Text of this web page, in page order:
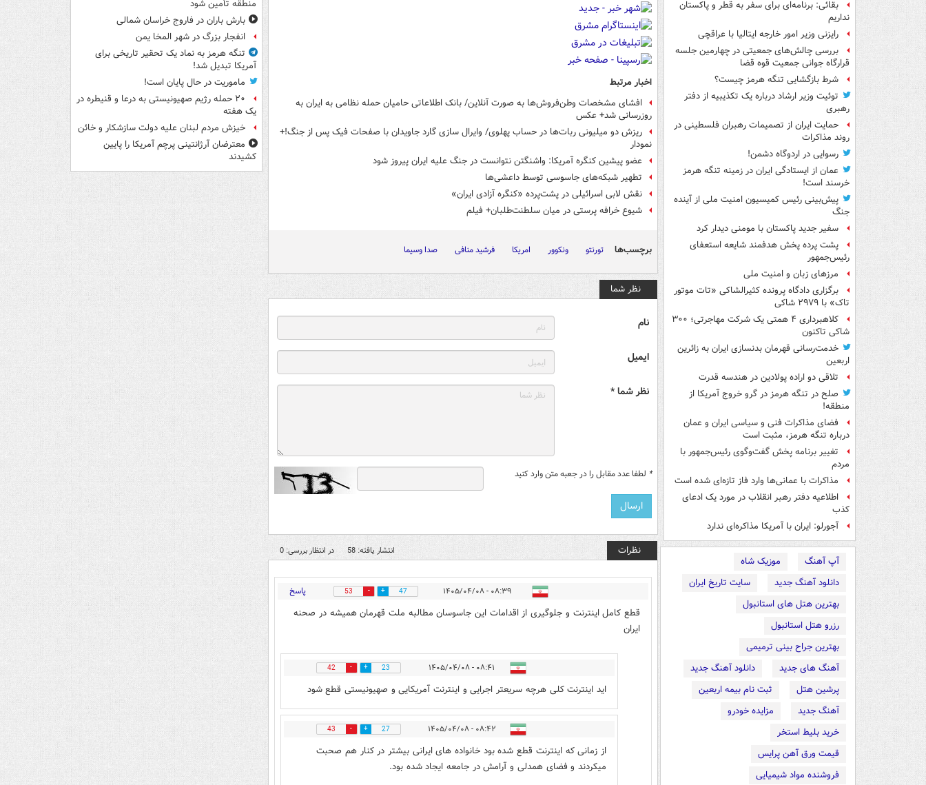
بقائی: برنامه‌ای برای سفر به قطر و پاکستان
نداریم
رایزنی وزیر امور خارجه ایتالیا با عراقچی
بررسی چالش‌های جمعیتی در چهارمین جلسه
قرارگاه جوانی جمعیت قوه قضا
شرط بازگشایی تنگه هرمز چیست؟
توئیت وزیر ارشاد درباره یک تکذیبیه از دفتر
رهبری
حمایت ایران از تصمیمات رهبران فلسطینی در
روند مذاکرات
رسوایی در اردوگاه دشمن!
عمان از ایستادگی ایران در زمینه تنگه هرمز
خرسند است!
پیش‌بینی رئیس کمیسیون امنیت ملی از آینده
جنگ
سفیر جدید پاکستان با مومنی دیدار کرد
پشت پرده پخش هدفمند شایعه استعفای
رئیس‌جمهور
مرزهای زبان و امنیت ملی
برگزاری دادگاه پرونده کثیرالشاکی «تات موتور
تاک» با ۲۹۷۹ شاکی
کلاهبرداری ۴ همتی یک شرکت مهاجرتی؛ ۳۰۰
شاکی تاکنون
خدمت‌رسانی قهرمان بدنسازی ایران به زائرین
اربعین
تلاقی دو اراده پولادین در هندسه قدرت
صلح در تنگه هرمز در گرو خروج آمریکا از
منطقه!
فضای مذاکرات فنی و سیاسی ایران و عمان
درباره تنگه هرمز، مثبت است
تغییر برنامه پخش گفت‌وگوی رئیس‌جمهور با
مردم
مذاکرات با عمانی‌ها وارد فاز تازه‌ای شده است
اطلاعیه دفتر رهبر انقلاب در مورد یک ادعای
کذب
آجورلو: ایران با آمریکا مذاکره‌ای ندارد
آپ آهنگ
موزیک شاه
دانلود آهنگ جدید
سایت تاریخ ایران
بهترین هتل های استانبول
رزرو هتل استانبول
بهترین جراح بینی ترمیمی
آهنگ های جدید
دانلود آهنگ جدید
پرشین هتل
ثبت نام بیمه اربعین
آهنگ جدید
مزایده خودرو
خرید بلیط استخر
قیمت ورق آهن پرایس
فروشنده مواد شیمیایی
اخبار مرتبط
افشای مشخصات وطن‌فروش‌ها به صورت آنلاین/ بانک اطلاعاتی حامیان حمله نظامی به ایران به
روزرسانی شد+ عکس
ریزش دو میلیونی ربات‌ها در حساب پهلوی/ وایرال سازی گارد جاویدان با صفحات فیک پس از جنگ!+
نمودار
عضو پیشین کنگره آمریکا: واشنگتن نتوانست در جنگ علیه ایران پیروز شود
تطهیر شبکه‌های جاسوسی توسط داعشی‌ها
نقش لابی اسرائیلی در پشت‌پرده «کنگره آزادی ایران»
شیوع خرافه پرستی در میان سلطنت‌طلبان+ فیلم
برچسب‌ها تورنتو ونکوور امریکا فرشید منافی صدا وسیما
نظر شما
نام
ایمیل
نظر شما *
* لطفا عدد مقابل را در جعبه متن وارد کنید
نظرات انتشار یافته: 58 در انتظار بررسی: 0
۰۸:۳۹ - ۱۴۰۵/۰۴/۰۸ 47
53 پاسخ
قطع کامل اینترنت و جلوگیری از اقدامات این جاسوسان مطالبه ملت قهرمان همیشه در صحنه
ایران
۰۸:۴۱ - ۱۴۰۵/۰۴/۰۸ 23
42
اید اینترنت کلی هرچه سریعتر اجرایی و اینترنت آمریکایی و صهیونیستی قطع شود
۰۸:۴۲ - ۱۴۰۵/۰۴/۰۸ 27
43
از زمانی که اینترنت قطع شده بود خانواده های ایرانی بیشتر در کنار هم صحبت
میکردند و فضای همدلی و آرامش در جامعه ایجاد شده بود.
منطقه تأمین شود
بارش باران در فاروج خراسان شمالی
انفجار بزرگ در شهر المخا یمن
تنگه هرمز به نماد یک تحقیر تاریخی برای
آمریکا تبدیل شد!
ماموریت در حال پایان است!
۲۰ حمله رژیم صهیونیستی به درعا و قنیطره در
یک هفته
خیزش مردم لبنان علیه دولت سازشکار و خائن
معترضان آرژانتینی پرچم آمریکا را پایین
کشیدند